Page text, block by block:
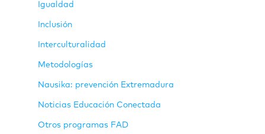
Igualdad
Inclusión
Interculturalidad
Metodologías
Nausika: prevención Extremadura
Noticias Educación Conectada
Otros programas FAD